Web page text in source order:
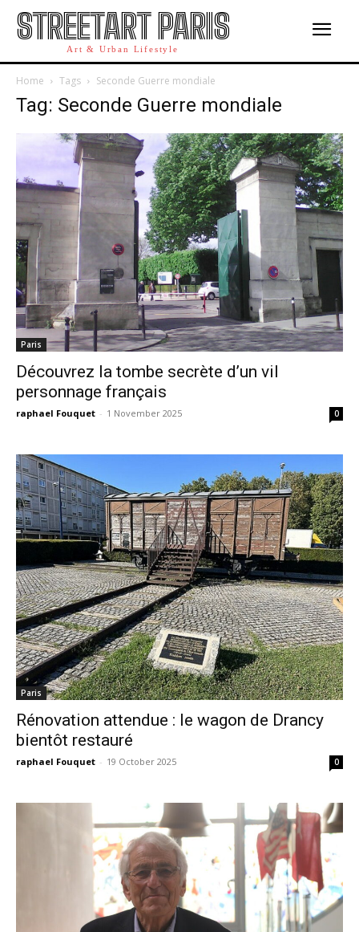
STREETART PARIS
Art & Urban Lifestyle
Home Tags Seconde Guerre mondiale
Tag: Seconde Guerre mondiale
Paris
Découvrez la tombe secrète d’un vil
personnage français
raphael Fouquet - 1 November 2025 0
Paris
Rénovation attendue : le wagon de Drancy
bientôt restauré
raphael Fouquet - 19 October 2025 0